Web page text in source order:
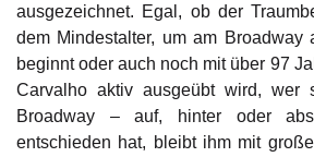
ausgezeichnet. Egal, ob der
dem Mindestalter, um am Broadway
beginnt oder auch noch mit über 97
Carvalho aktiv ausgeübt wird, wer
Broadway – auf, hinter oder
entschieden hat, bleibt ihm mit